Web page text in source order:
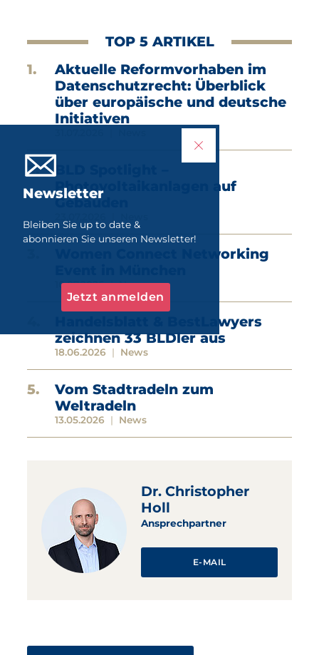
Newsletter
Bleiben Sie up to date &
abonnieren Sie unseren Newsletter!
Jetzt anmelden
TOP 5 ARTIKEL
Aktuelle Reformvorhaben im
Datenschutzrecht: Überblick
über europäische und deutsche
Initiativen
Photovoltaikanlagen auf
Gebäuden
Women Connect Networking
10.07.2026 News
Handelsblatt & BestLawyers
zeichnen 33 BLDler aus
18.06.2026 News
Vom Stadtradeln zum
Weltradeln
13.05.2026 News
Dr. Christopher
Holl
Ansprechpartner
E-MAIL